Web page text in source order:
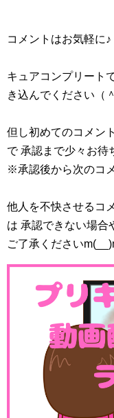
コメントはお気軽に♪
キュアコンプリート
き込んでください（
但し初めてのコメン
で 承認まで少々お待
※承認後から次のコ
他人を不快させるコ
は 承認できない場合
ご了承ください